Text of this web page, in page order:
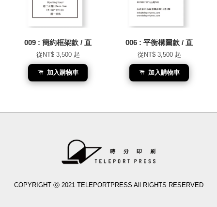
009 : 簡約框架款 / 直
從 NT$ 3,500 起
加入購物車
006 : 平衡構圖款 / 直
從 NT$ 3,500 起
加入購物車
COPYRIGHT ⓒ 2021 TELEPORTPRESS All RIGHTS RESERVED